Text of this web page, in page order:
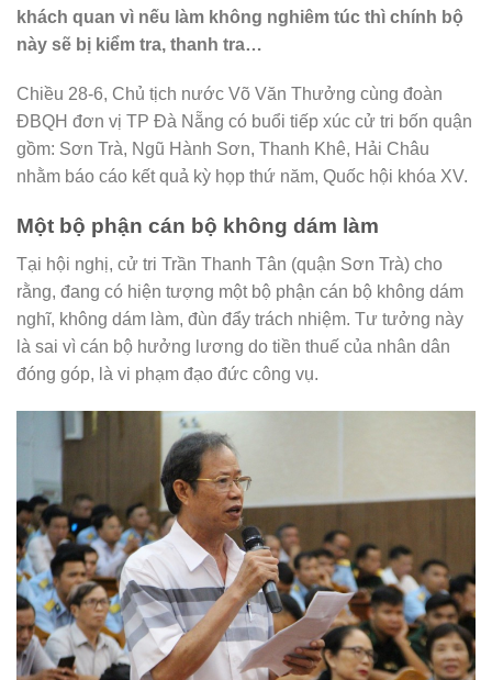
khách quan vì nếu làm không nghiêm túc thì chính bộ
này sẽ bị kiểm tra, thanh tra…
Chiều 28-6, Chủ tịch nước Võ Văn Thưởng cùng đoàn
ĐBQH đơn vị TP Đà Nẵng có buổi tiếp xúc cử tri bốn quận
gồm: Sơn Trà, Ngũ Hành Sơn, Thanh Khê, Hải Châu
nhằm báo cáo kết quả kỳ họp thứ năm, Quốc hội khóa XV.
Một bộ phận cán bộ không dám làm
Tại hội nghị, cử tri Trần Thanh Tân (quận Sơn Trà) cho
rằng, đang có hiện tượng một bộ phận cán bộ không dám
nghĩ, không dám làm, đùn đẩy trách nhiệm. Tư tưởng này
là sai vì cán bộ hưởng lương do tiền thuế của nhân dân
đóng góp, là vi phạm đạo đức công vụ.